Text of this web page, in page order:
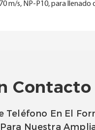
En El
Nuestra